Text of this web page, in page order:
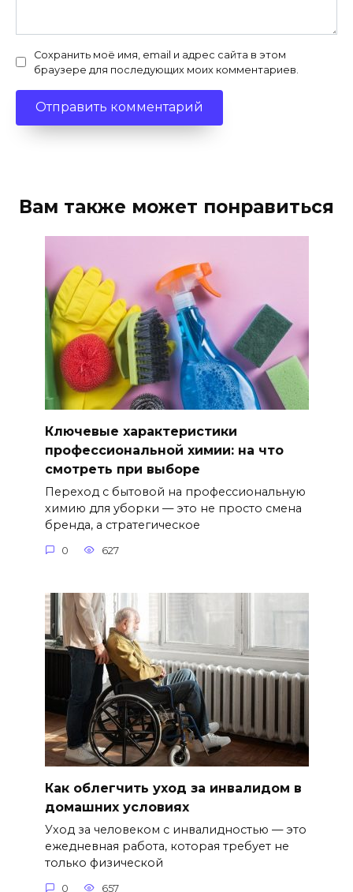
Сохранить моё имя, email и адрес сайта в этом
браузере для последующих моих комментариев.
Вам также может понравиться
Ключевые характеристики
профессиональной химии: на что
смотреть при выборе
Переход с бытовой на профессиональную
химию для уборки — это не просто смена
бренда, а стратегическое
0 627
Как облегчить уход за инвалидом в
домашних условиях
Уход за человеком с инвалидностью — это
ежедневная работа, которая требует не
только физической
0 657